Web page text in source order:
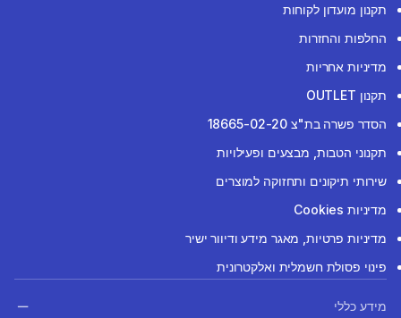
תקנון מועדון לקוחות
החלפות והחזרות
מדיניות אחריות
תקנון OUTLET
הסדר פשרה בת"צ 18665-02-20
תקנוני הטבות, מבצעים ופעילויות
שירותי תיקונים ותחזוקה למוצרים
מדיניות Cookies
מדיניות פרטיות, מאגר מידע ודיוור ישיר
פינוי פסולת חשמלית ואלקטרונית
מידע כללי